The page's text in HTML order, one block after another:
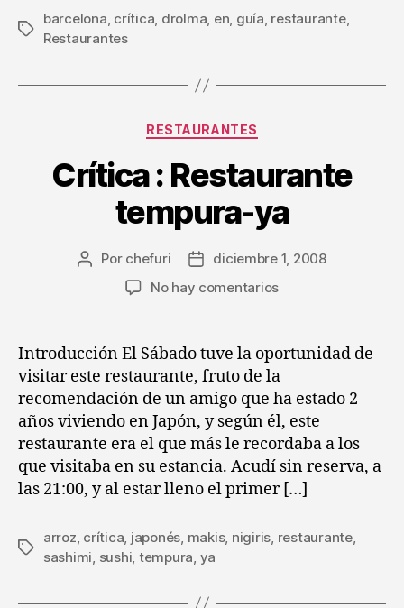
Etiquetas
barcelona, crítica, drolma, en, guía, restaurante,
Restaurantes
Categorías
RESTAURANTES
Crítica : Restaurante
tempura-ya
Autor
Por chefuri
Fechadiciembre 1, 2008
No hay comentariosen
Restaurante
ya
Introducción El Sábado tuve la oportunidad de
visitar este restaurante, fruto de la
recomendación de un amigo que ha estado 2
años viviendo en Japón, y según él, este
restaurante era el que más le recordaba a los
que visitaba en su estancia. Acudí sin reserva, a
las 21:00, y al estar lleno el primer […]
Etiquetas
arroz crítica japonés makis, nigiris restaurante,
sashimi sushi tempura ya